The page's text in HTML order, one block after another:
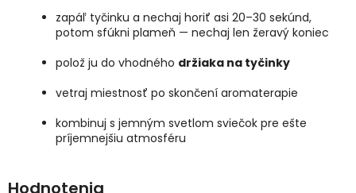
zapáľ tyčinku a nechaj horiť asi 20–30 sekúnd,
potom sfúkni plameň — nechaj len žeravý koniec
polož ju do vhodného držiaka na tyčinky
vetraj miestnosť po skončení aromaterapie
kombinuj s jemným svetlom sviečok pre ešte
príjemnejšiu atmosféru